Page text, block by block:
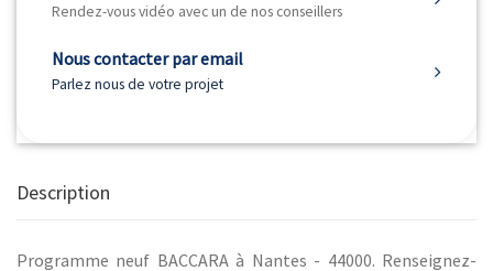
Rendez-vous vidéo avec un de nos conseillers
Nous contacter par email
Parlez nous de votre projet
Description
Programme neuf BACCARA à Nantes - 44000. Renseignez-